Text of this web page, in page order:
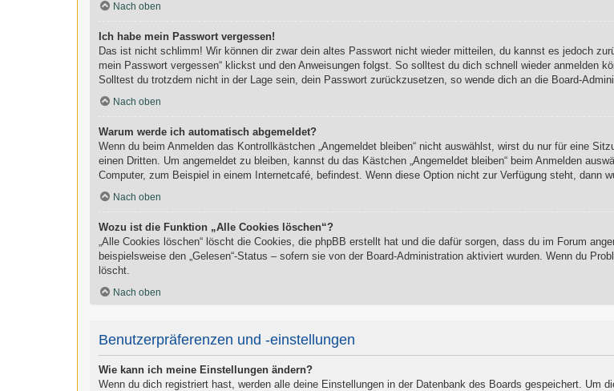
Nach oben
Ich habe mein Passwort vergessen!
Das ist nicht schlimm! Wir können dir zwar dein altes Passwort nicht wieder mitteilen, du kannst es jedoch
mein Passwort vergessen“ klickst und den Anweisungen folgst. So solltest du dich schnell wieder anmelden
Solltest du trotzdem nicht in der Lage sein, dein Passwort zurückzusetzen, so wende dich an die Board-
Nach oben
Warum werde ich automatisch abgemeldet?
Wenn du beim Anmelden das Kontrollkästchen „Angemeldet bleiben“ nicht auswählst, wirst du nur für eine
einen Dritten. Um angemeldet zu bleiben, kannst du das Kästchen „Angemeldet bleiben“ beim Anmelden
Computer, zum Beispiel in einem Internetcafé, befindest. Wenn diese Option nicht zur Verfügung steht, dann
Nach oben
Wozu ist die Funktion „Alle Cookies löschen“?
„Alle Cookies löschen“ löscht die Cookies, die phpBB erstellt hat und die dafür sorgen, dass du im Forum
beispielsweise den „Gelesen“-Status – sofern sie von der Board-Administration aktiviert wurden. Wenn du
löscht.
Nach oben
Benutzerpräferenzen und -einstellungen
Wie kann ich meine Einstellungen ändern?
Wenn du dich registriert hast, werden alle deine Einstellungen in der Datenbank des Boards gespeichert. Um